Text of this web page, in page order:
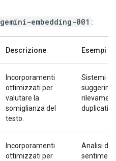
gemini-embedding-001 :
Descrizione Esempi
Incorporamenti
ottimizzati per
valutare la
somiglianza del
testo.
Sistemi di
duplicati
Incorporamenti
ottimizzati per
Analisi del
sentiment,